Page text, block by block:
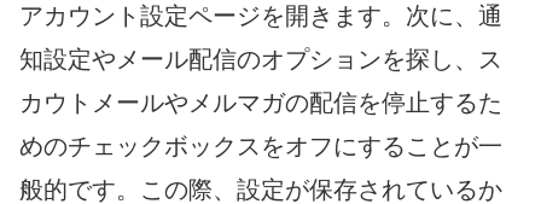
アカウント設定ページを開きます。次に、通
知設定やメール配信のオプションを探し、ス
カウトメールやメルマガの配信を停止するた
めのチェックボックスをオフにすることが一
般的です。この際、設定が保存されているか